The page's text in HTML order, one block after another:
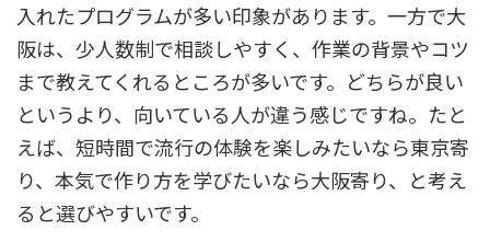
入れたプログラムが多い印象があります。一方で大
阪は、少人数制で相談しやすく、作業の背景やコツ
まで教えてくれるところが多いです。どちらが良い
というより、向いている人が違う感じですね。たと
えば、短時間で流行の体験を楽しみたいなら東京寄
り、本気で作り方を学びたいなら大阪寄り、と考え
ると選びやすいです。